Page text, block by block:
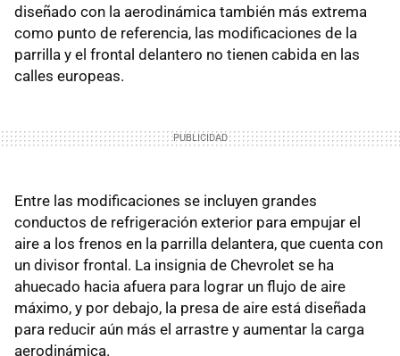
diseñado con la aerodinámica también más extrema
como punto de referencia, las modificaciones de la
parrilla y el frontal delantero no tienen cabida en las
calles europeas.
Entre las modificaciones se incluyen grandes
conductos de refrigeración exterior para empujar el
aire a los frenos en la parrilla delantera, que cuenta con
un divisor frontal. La insignia de Chevrolet se ha
ahuecado hacia afuera para lograr un flujo de aire
máximo, y por debajo, la presa de aire está diseñada
para reducir aún más el arrastre y aumentar la carga
aerodinámica.